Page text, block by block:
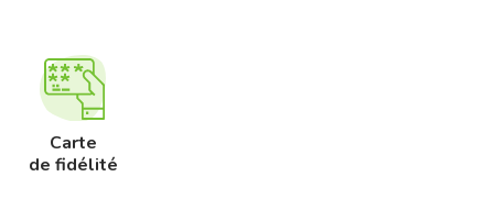
Carte
de fidélité